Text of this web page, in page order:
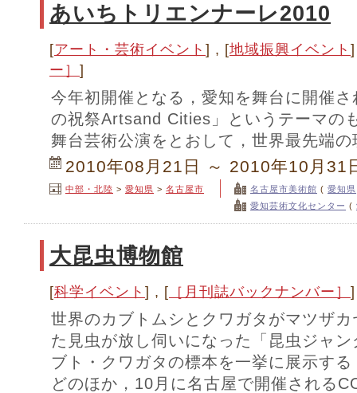
あいちトリエンナーレ2010
[アート・芸術イベント ] , [地域振興イベント
ー］ ]
今年初開催となる，愛知を舞台に開催
の祝祭Artsand Cities」というテーマの
舞台芸術公演をとおして，世界最先端
2010年08月21日 ～ 2010年10月31
中部・北陸 > 愛知県 > 名古屋市 名古屋市美術館 ( 愛知県
愛知芸術文化センター (
大昆虫博物館
[科学イベント ] , [ ［月刊誌バックナンバー］ ]
世界のカブトムシとクワガタがマツザ
た見虫が放し伺いになった「昆虫ジャ
ブト・クワガタの標本を一挙に展示す
どのほか，10月に名古屋で開催される